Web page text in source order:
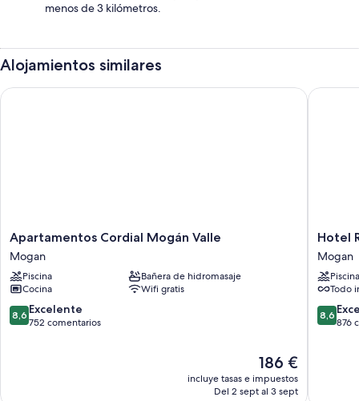
menos de 3 kilómetros.
Alojamientos similares
Apartamentos
Cordial
Mogán
Valle
Mogan
Apartamentos Cordial Mogán Valle
Mogan
Piscina
Bañera de hidromasaje
Cocina
Wifi gratis
8.6
sobre
8,6 Excelente
752 comentarios
El
precio
actual
186 €
incluye tasas e impuestos
Del 2 sept al 3 sept
Apartamentos Cordial Mogán Valle
Hotel
Riu
Vistamar
-
All
Inclusive
Mogan
Hotel
Mogan
Piscina
Todo
8.6
sobre
8,6
876
Hotel